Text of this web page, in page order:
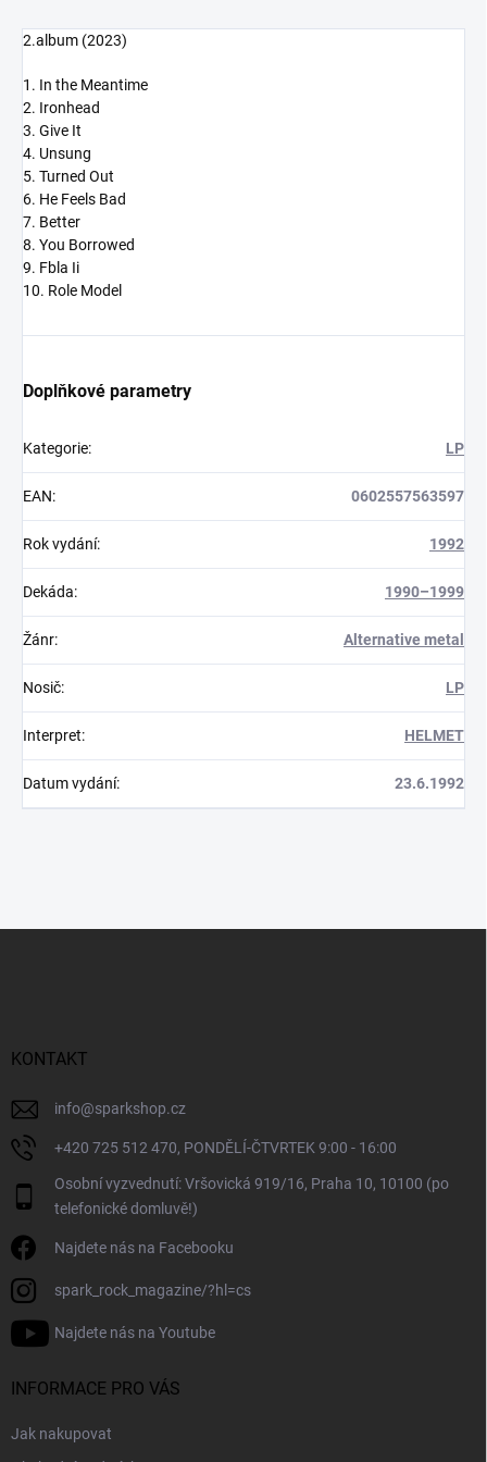
2.album (2023)
1. In the Meantime
2. Ironhead
3. Give It
4. Unsung
5. Turned Out
6. He Feels Bad
7. Better
8. You Borrowed
9. Fbla Ii
10. Role Model
Doplňkové parametry
Kategorie: LP
EAN: 0602557563597
Rok vydání: 1992
Dekáda: 1990–1999
Žánr: Alternative metal
Nosič: LP
Interpret: HELMET
Datum vydání: 23.6.1992
KONTAKT
info@sparkshop.cz
+420 725 512 470, PONDĚLÍ-ČTVRTEK 9:00 - 16:00
Osobní vyzvednutí: Vršovická 919/16, Praha 10, 10100 (po
telefonické domluvě!)
Najdete nás na Facebooku
spark_rock_magazine/?hl=cs
Najdete nás na Youtube
INFORMACE PRO VÁS
Jak nakupovat